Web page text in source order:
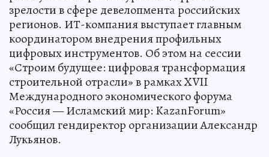
зрелости в сфере девелопмента российских
регионов. ИТ-компания выступает главным
координатором внедрения профильных
цифровых инструментов. Об этом на сессии
«Строим будущее: цифровая трансформация
строительной отрасли» в рамках XVII
Международного экономического форума
«Россия — Исламский мир: KazanForum»
сообщил гендиректор организации Александр
Лукьянов.